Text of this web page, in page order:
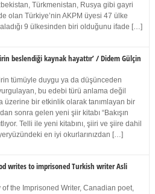
Türkmenistan, Rusya gibi gayri
olan Türkiye’nin AKPM üyesi 47 ülke
9 ülkesinden biri olduğunu ifade […]
beslendiği kaynak hayattır’ / Didem Gülçin
tümüyle duygu ya da düşünceden
bu edebi türü anlama değil
üzerine bir etkinlik olarak tanımlayan bir
sonra gelen yeni şiir kitabı “Bakışın
Telli ile yeni kitabını, şiiri ve şiire dahil
en iyi okurlarınızdan […]
writes to imprisoned Turkish writer Asli
of the Imprisoned Writer, Canadian poet,